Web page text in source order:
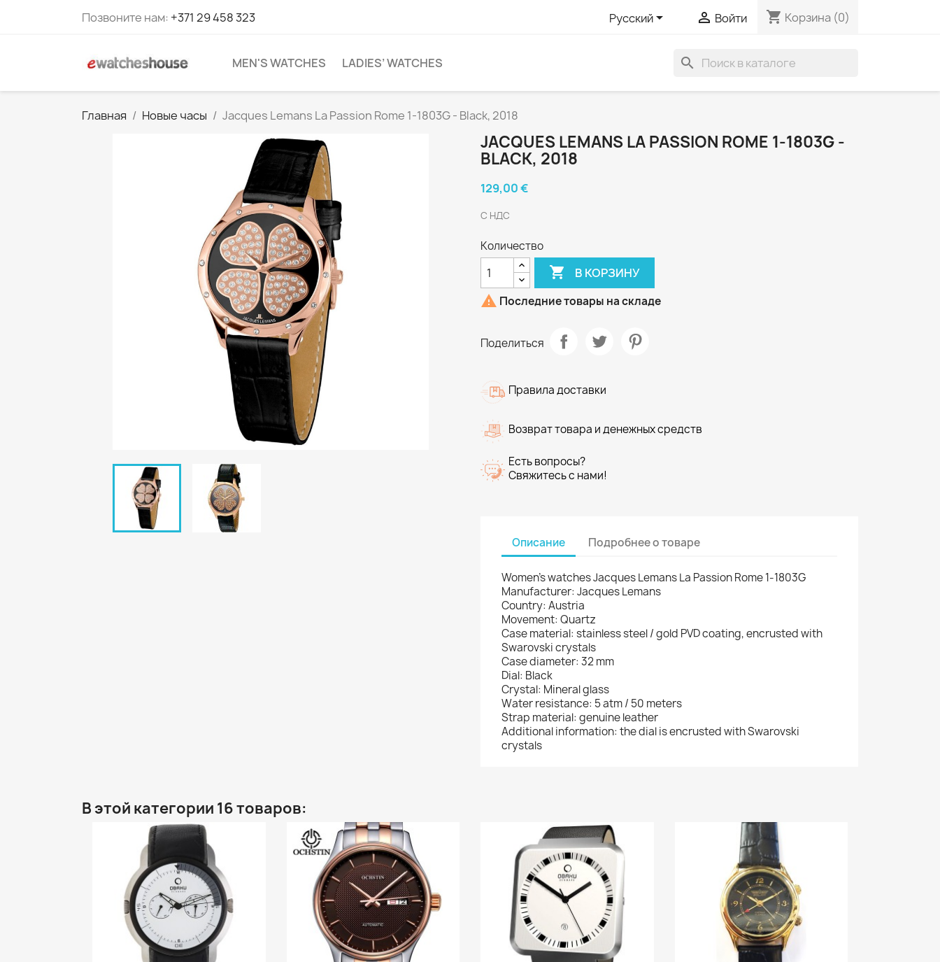
Позвоните нам: +371 29 458 323 Русский  Войти shopping_cart Корзина (0)
MEN'S WATCHES LADIES’ WATCHES search
Главная Новые часы Jacques Lemans La Passion Rome 1-1803G - Black, 2018
JACQUES LEMANS LA PASSION ROME 1-1803G -
BLACK, 2018
129,00 €
С НДС
Количество
 В КОРЗИНУ
 Последние товары на складе
Поделиться
Правила доставки
Возврат товара и денежных средств
Есть вопросы?
Свяжитесь с нами!
Описание Подробнее о товаре
Women's watches Jacques Lemans La Passion Rome 1-1803G
Manufacturer: Jacques Lemans
Country: Austria
Movement: Quartz
Case material: stainless steel / gold PVD coating, encrusted with
Swarovski crystals
Case diameter: 32 mm
Dial: Black
Crystal: Mineral glass
Water resistance: 5 atm / 50 meters
Strap material: genuine leather
Additional information: the dial is encrusted with Swarovski
crystals
В этой категории 16 товаров: